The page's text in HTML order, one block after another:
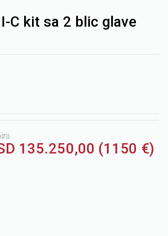
C kit sa 2 blic glave
135.250,00 (1150 €)